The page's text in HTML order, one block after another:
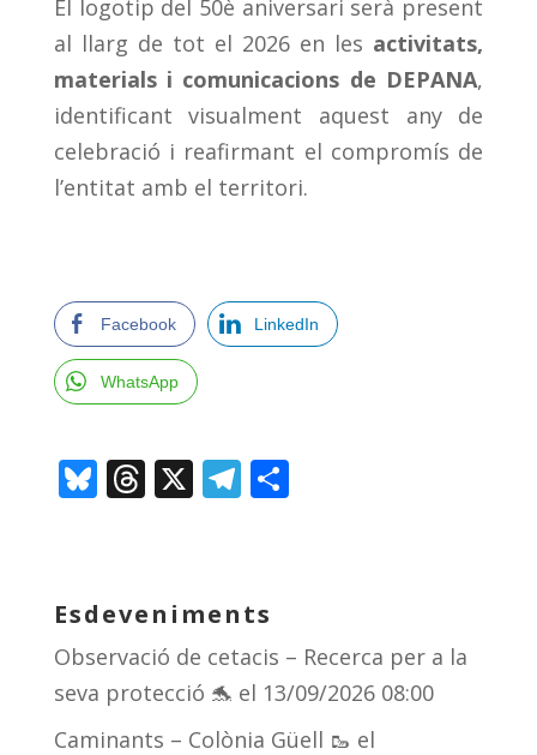
El logotip del 50è aniversari serà present
al llarg de tot el 2026 en les activitats,
materials i comunicacions de DEPANA,
identificant visualment aquest any de
celebració i reafirmant el compromís de
l’entitat amb el territori.
Facebook LinkedIn
WhatsApp
Bl
sk
y
T
d
s
X T
gr
a
m
C
te
ix
Esdeveniments
Observació de cetacis – Recerca per a la
seva protecció 🐬 el 13/09/2026 08:00
Caminants – Colònia Güell 🥾 el